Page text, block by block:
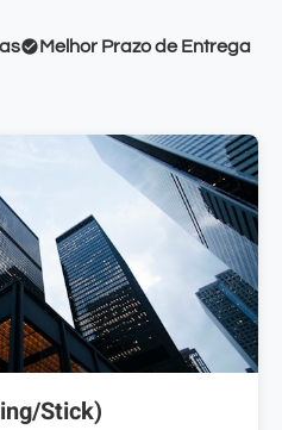
Melhor Prazo de Entrega
Stick)